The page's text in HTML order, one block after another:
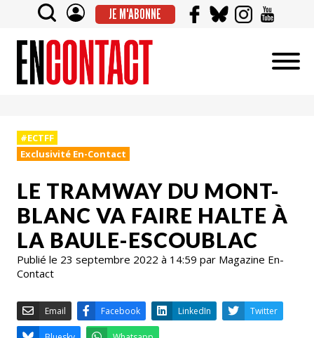
JE M'ABONNE
#ECTFF
Exclusivité En-Contact
LE TRAMWAY DU MONT-
BLANC VA FAIRE HALTE À
LA BAULE-ESCOUBLAC
Publié le 23 septembre 2022 à 14:59 par Magazine En-
Contact